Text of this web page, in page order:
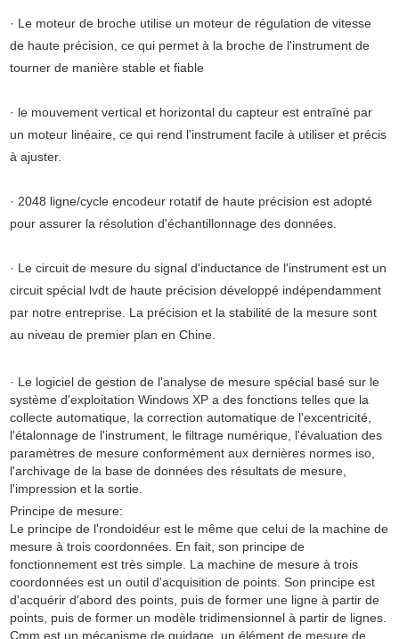
· Le moteur de broche utilise un moteur de régulation de vitesse
de haute précision, ce qui permet à la broche de l'instrument de
tourner de manière stable et fiable
· le mouvement vertical et horizontal du capteur est entraîné par
un moteur linéaire, ce qui rend l'instrument facile à utiliser et précis
à ajuster.
· 2048 ligne/cycle encodeur rotatif de haute précision est adopté
pour assurer la résolution d'échantillonnage des données.
· Le circuit de mesure du signal d'inductance de l'instrument est un
circuit spécial lvdt de haute précision développé indépendamment
par notre entreprise. La précision et la stabilité de la mesure sont
au niveau de premier plan en Chine.
· Le logiciel de gestion de l'analyse de mesure spécial basé sur le
système d'exploitation Windows XP a des fonctions telles que la
collecte automatique, la correction automatique de l'excentricité,
l'étalonnage de l'instrument, le filtrage numérique, l'évaluation des
paramètres de mesure conformément aux dernières normes iso,
l'archivage de la base de données des résultats de mesure,
l'impression et la sortie.
Principe de mesure:
Le principe de l'rondoidéur est le même que celui de la machine de
mesure à trois coordonnées. En fait, son principe de
fonctionnement est très simple. La machine de mesure à trois
coordonnées est un outil d'acquisition de points. Son principe est
d'acquérir d'abord des points, puis de former une ligne à partir de
points, puis de former un modèle tridimensionnel à partir de lignes.
Cmm est un mécanisme de guidage, un élément de mesure de